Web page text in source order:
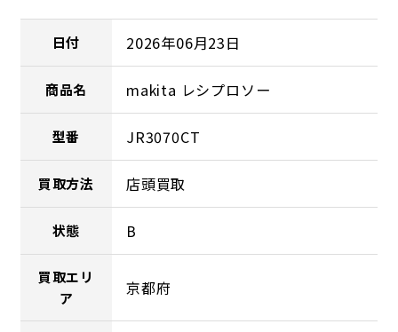
日付 2026年06月23日
商品名 makita レシプロソー
型番 JR3070CT
買取方法 店頭買取
状態 B
買取エリ
ア
京都府